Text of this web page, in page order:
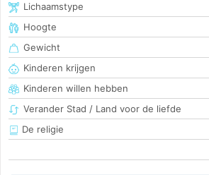
Lichaamstype
Hoogte
Gewicht
Kinderen krijgen
Kinderen willen hebben
Verander Stad / Land voor de liefde
De religie